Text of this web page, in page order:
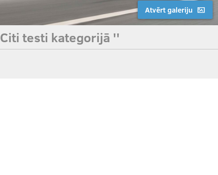
Atvērt galeriju
Citi testi kategorijā ''